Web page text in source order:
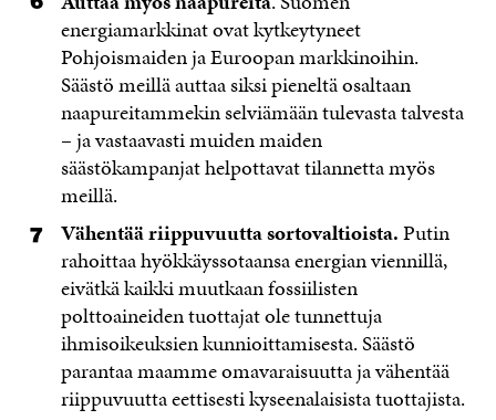
energiamarkkinat ovat kytkeytyneet
Pohjoismaiden ja Euroopan markkinoihin.
Säästö meillä auttaa siksi pieneltä osaltaan
naapureitammekin selviämään tulevasta talvesta
– ja vastaavasti muiden maiden
säästökampanjat helpottavat tilannetta myös
meillä.
Vähentää riippuvuutta sortovaltioista.Putin
rahoittaa hyökkäyssotaansa energian viennillä,
eivätkä kaikki muutkaan fossiilisten
polttoaineiden tuottajat ole tunnettuja
ihmisoikeuksien kunnioittamisesta. Säästö
parantaa maamme omavaraisuutta ja vähentää
riippuvuutta eettisesti kyseenalaisista tuottajista.